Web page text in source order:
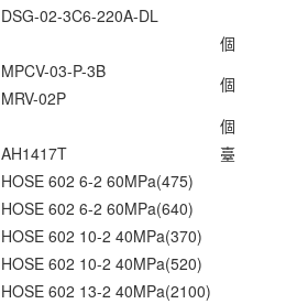
DSG-02-3C6-220A-DL
個
MPCV-03-P-3B
個
MRV-02P
個
AH1417T 臺
HOSE 602 6-2 60MPa(475)
HOSE 602 6-2 60MPa(640)
HOSE 602 10-2 40MPa(370)
HOSE 602 10-2 40MPa(520)
HOSE 602 13-2 40MPa(2100)